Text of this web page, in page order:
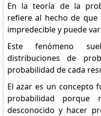
En la teoría de la
refiere al hecho de
impredecible y puede
Este fenómeno
distribuciones de
probabilidad de cada
El azar es un concepto
probabilidad porque
desconocido y hacer